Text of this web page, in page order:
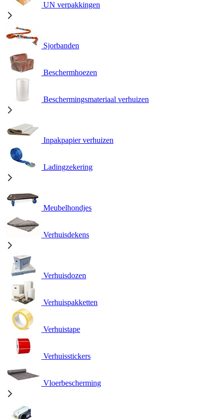
UN verpakkingen
Sjorbanden
Beschermhoezen
Beschermingsmateriaal verhuizen
Inpakpapier verhuizen
Ladingzekering
Meubelhondjes
Verhuisdekens
Verhuisdozen
Verhuispakketten
Verhuistape
Verhuisstickers
Vloerbescherming